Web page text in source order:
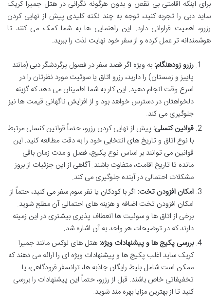
برای اینکه اقامتی بی نقص و بدون هرگونه نگرانی در هتل جمیرا کریک
ساید دبی را تجربه کنید، توجه به چند نکته کلیدی پیش از نهایی کردن
رزرو، اهمیت فراوانی دارد. این راهنمایی ها به شما کمک می کنند تا
هوشمندانه تر عمل کرده و از سفر خود نهایت لذت را ببرید.
رزرو زودهنگام: به ویژه اگر قصد سفر در فصول پرگردشگر دبی (مانند
پاییز و زمستان) را دارید، رزرو اتاق یا سوئیت مورد نظرتان را در
اسرع وقت انجام دهید. این کار به شما اطمینان می دهد که گزینه
دلخواهتان در دسترس خواهد بود و از افزایش ناگهانی قیمت ها نیز
جلوگیری می کند.
قوانین کنسلی: پیش از نهایی کردن رزرو، حتماً قوانین کنسلی مرتبط
با نوع اتاق و تاریخ های انتخابی خود را به دقت مطالعه کنید. این
قوانین می توانند بر اساس نوع پکیج، فصل و مدت زمان باقی
مانده تا تاریخ اقامت، متفاوت باشند. آگاهی از این جزئیات از بروز
مشکلات احتمالی در آینده جلوگیری می کند.
امکان افزودن تخت: اگر با کودکان یا نفر سوم سفر می کنید، حتماً از
امکان افزودن تخت اضافه و هزینه های احتمالی آن مطلع شوید.
برخی از اتاق ها و سوئیت ها انعطاف پذیری بیشتری در این زمینه
دارند که در توضیحات هر واحد به آن اشاره شد.
بررسی پکیج ها و پیشنهادات ویژه: هتل های لوکس مانند جمیرا
کریک ساید اغلب پکیج ها و پیشنهادات ویژه ای را ارائه می دهند که
ممکن است شامل بلیط رایگان جاذبه ها، ترانسفر فرودگاهی، یا
تخفیفاتی خاص باشند. قبل از رزرو، حتماً این پیشنهادات را بررسی
کنید تا از بهترین مزایا بهره مند شوید.